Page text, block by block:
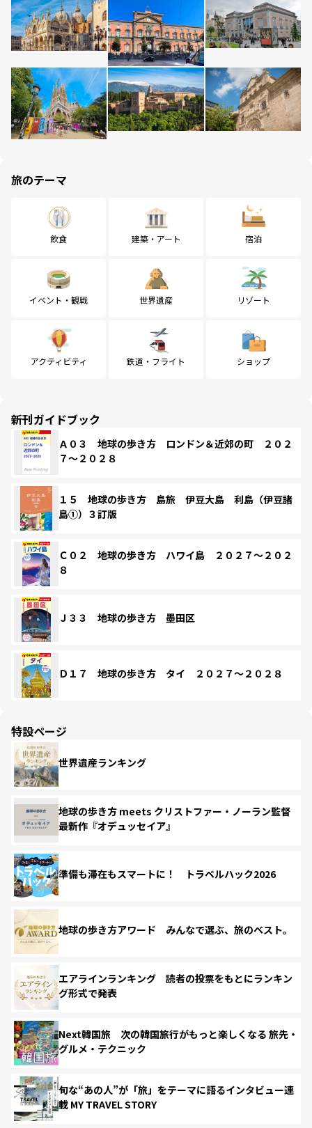
旅のテーマ
飲食 建築・アート 宿泊
イベント・観戦 世界遺産 リゾート
アクティビティ 鉄道・フライト ショップ
新刊ガイドブック
Ａ０３ 地球の歩き方 ロンドン＆近郊の町 ２０２
７～２０２８
１５ 地球の歩き方 島旅 伊豆大島 利島（伊豆諸
島①）３訂版
Ｃ０２ 地球の歩き方 ハワイ島 ２０２７～２０２
８
Ｊ３３ 地球の歩き方 墨田区
Ｄ１７ 地球の歩き方 タイ ２０２７～２０２８
特設ページ
世界遺産ランキング
地球の歩き方 meets クリストファー・ノーラン監督
最新作『オデュッセイア』
準備も滞在もスマートに！ トラベルハック2026
地球の歩き方アワード みんなで選ぶ、旅のベスト。
エアラインランキング 読者の投票をもとにランキン
グ形式で発表
Next韓国旅 次の韓国旅行がもっと楽しくなる 旅先・
グルメ・テクニック
旬な“あの人”が「旅」をテーマに語るインタビュー連
載 MY TRAVEL STORY